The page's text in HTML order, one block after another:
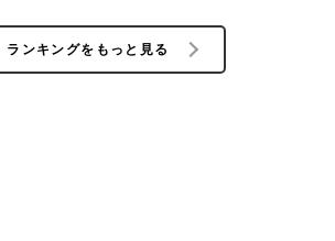
ランキングをもっと見る